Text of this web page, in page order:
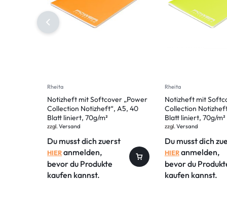
Rheita
Notizheft mit Softcover „Power
Collection Notizheft“, A5, 40
Blatt liniert, 70g/m²
zzgl.Versand
Du musst dich zuerst
HIERanmelden,
bevor du Produkte
kaufen kannst.
Rheita
Notizheft mit
Collection
Blatt liniert, 70g/m²
zzgl. Versand
Du musst dich
HIERanmelden,
bevor du
kaufen kannst.